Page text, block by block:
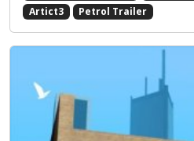
Artict3
Petrol Trailer